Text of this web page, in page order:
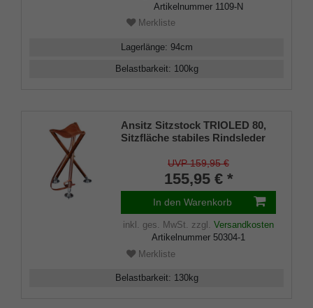
Artikelnummer 1109-N
Merkliste
Lagerlänge: 94cm
Belastbarkeit: 100kg
Ansitz Sitzstock TRIOLED 80,
Sitzfläche stabiles Rindsleder
massives Buchenholz,
hochwertige Tellerspitzen,
Leder-Tragriemen
UVP 159,95 €
155,95 € *
In den Warenkorb
inkl. ges. MwSt. zzgl. Versandkosten
Artikelnummer 50304-1
Merkliste
Belastbarkeit: 130kg